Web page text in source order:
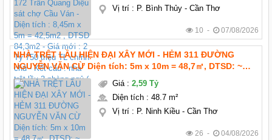
Vị trí: P. Bình Thủy - Cần Thơ
10 - 07/08/2026
NHÀ TRỆT LẦU HIỆN ĐẠI XÂY MỚI - HẺM 311 ĐƯỜNG
NGUYỄN VĂN CỪ Diện tích: 5m x 10m = 48,7㎡, DTSD: ~
100m2 Giá mới : 2 tỷ 590 triệu TL chính chủ Pháp lý: thổ
cư hoàn công Hướng: Tây bắc
Giá: 2,59 Tỷ
Diện tích: 48.7 m²
Vị trí: P. Ninh Kiều - Cần Thơ
26 - 04/08/2026